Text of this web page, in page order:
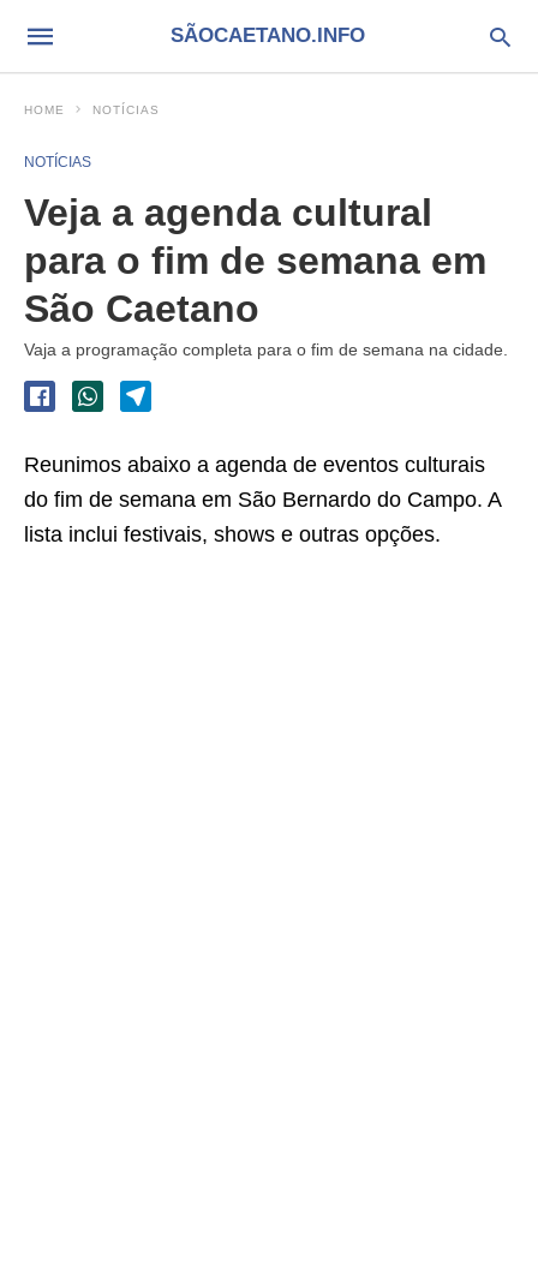
SÃOCAETANO.INFO
HOME NOTÍCIAS
NOTÍCIAS
Veja a agenda cultural
para o fim de semana em
São Caetano
Vaja a programação completa para o fim de semana na cidade.
Reunimos abaixo a agenda de eventos culturais
do fim de semana em São Bernardo do Campo. A
lista inclui festivais, shows e outras opções.